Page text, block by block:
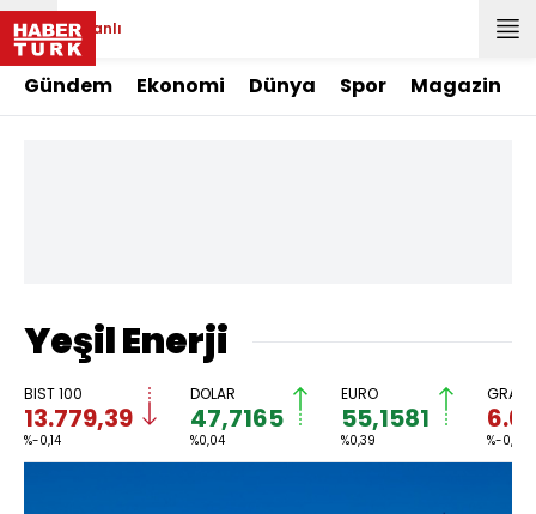
Canlı
Gündem Ekonomi Dünya Spor Magazin
Yeşil Enerji
BIST 100
13.779,39
%-0,14
DOLAR
47,7165
%0,04
EURO
55,1581
%0,39
GRAM
%-0,35